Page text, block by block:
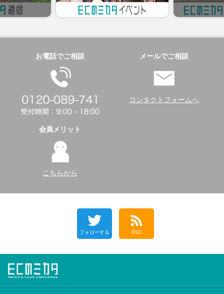
お電話でご相談 メールでご相談
コンタクトフォームへ
会員メリット
こちらから
フォローする RSS